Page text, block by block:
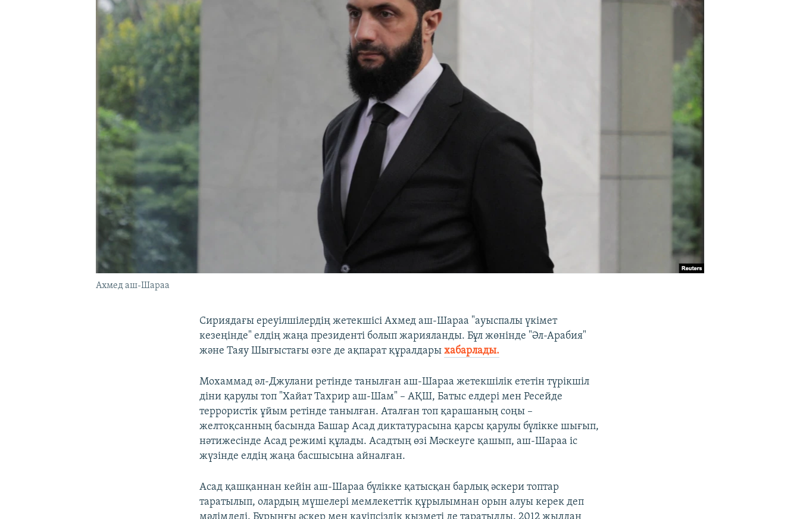
Ахмед аш-Шараа
Сириядағы ереуілшілердің жетекшісі Ахмед аш-Шараа "ауыспалы үкімет
кезеңінде" елдің жаңа президенті болып жарияланды. Бұл жөнінде "Әл-Арабия"
және Таяу Шығыстағы өзге де ақпарат құралдарыхабарлады.
Мохаммад әл-Джулани ретінде танылған аш-Шараа жетекшілік ететін түрікшіл
діни қарулы топ "Хайат Тахрир аш-Шам" – АҚШ, Батыс елдері мен Ресейде
террористік ұйым ретінде танылған. Аталған топ қарашаның соңы –
желтоқсанның басында Башар Асад диктатурасына қарсы қарулы бүлікке шығып,
нәтижесінде Асад режимі құлады. Асадтың өзі Мәскеуге қашып, аш-Шараа іс
жүзінде елдің жаңа басшысына айналған.
Асад қашқаннан кейін аш-Шараа бүлікке қатысқан барлық әскери топтар
таратылып, олардың мүшелері мемлекеттік құрылымнан орын алуы керек деп